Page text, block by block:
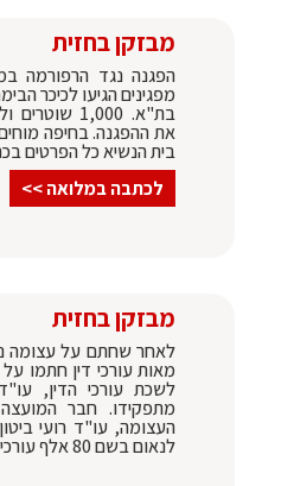
מבזקן בחזית
הפגנה נגד הרפורמה
מפגינים הגיעו לכיכר
בת"א. 1,000
בית הנשיא כל הפרטים
לכתבה במלואה >>
מבזקן בחזית
לאחר שחתם על עצומה
מאות עורכי דין חתמו
לשכת עורכי הדין,
מתפקידו. חבר
העצומה, עו"ד רועי
לנאום בשם 80 אלף עורכי דין"